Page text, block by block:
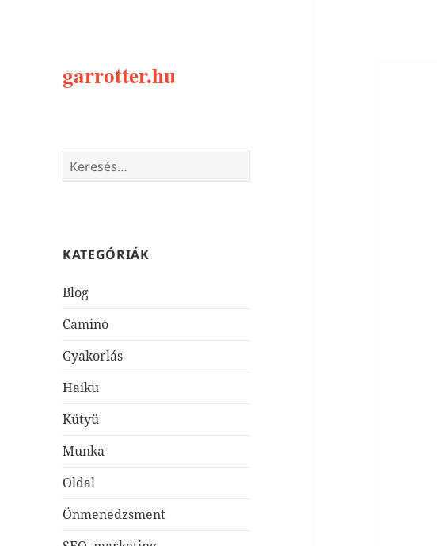
garrotter.hu
Keresés:
KATEGÓRIÁK
Blog
Camino
Gyakorlás
Haiku
Kütyü
Munka
Oldal
Önmenedzsment